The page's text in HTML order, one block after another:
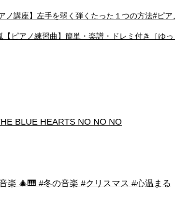
ノ講座】左手を弱く弾くたった１つの方法#ピ
ピアノ練習曲】簡単・楽譜・ドレミ付き［ゆっ
BLUE HEARTS NO NO NO
楽 🎄🎹 #冬の音楽 #クリスマス #心温まる